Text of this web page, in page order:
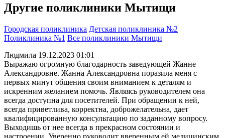
Другие поликлиники Мытищи
Городская поликлиника Детская поликлиника №2
Поликлиника №1 Все поликлиники Мытищи
Людмила 19.12.2023 01:01
Выражаю огромную благодарность заведующей Жанне
Александровне. Жанна Александровна поразила меня с
первых минут общения своим вниманием к деталям и
искренним желанием помочь. Являясь руководителем она
всегда доступна для посетителей. При обращении к ней,
всегда приветлива, корректна, доброжелательна, дает
квалифицированную консультацию по заданному вопросу.
Выходишь от нее всегда в прекрасном состоянии и
настроении. Уверенно руководит вверенным ей медицинским